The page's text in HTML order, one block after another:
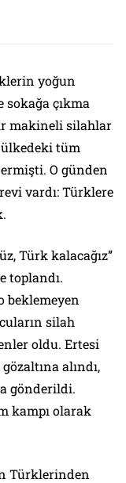
yoğun
sokağa çıkma
makineli silahlar
tüm
O günden
vardı: Türklere
Türk kalacağız”
toplandı.
beklemeyen
silah
oldu. Ertesi
alındı,
gönderildi.
kampı olarak
Türklerinden